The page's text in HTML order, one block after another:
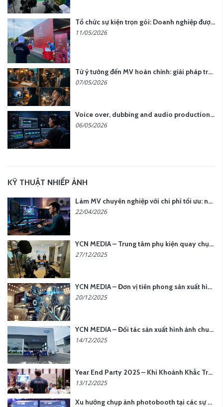
Tổ chức sự kiện trọn gói: Doanh nghiệp được gì khi chọn đơn vị chuyên nghiệp?
11/05/2026
Từ ý tưởng đến MV hoàn chỉnh: giải pháp trọn gói tại YCN Media
07/05/2026
Voice over, dubbing and audio production services in Vietnam for global content
06/05/2026
KỸ THUẬT NHIẾP ẢNH
Làm MV chuyên nghiệp với chi phí tối ưu: nên chọn quay thực tế hay video AI?
22/04/2026
YCN MEDIA – Trung tâm phụ kiện quay chụp tại Hà Nội
27/12/2025
YCN MEDIA – Đơn vị tiên phong sản xuất hình ảnh & âm thanh bằng AI tại Hà Nội
20/12/2025
YCN MEDIA – Đối tác sản xuất hình ảnh chuyên nghiệp cho doanh nghiệp tại Hà Nội
14/12/2025
Year End Party 2025 – Khi Khoảnh Khắc Trở Thành Dấu Ấn | Gói Ưu Đãi Tháng 12 Từ YCN Media
13/12/2025
Xu hướng chụp ảnh photobooth tại các sự kiện hiện nay